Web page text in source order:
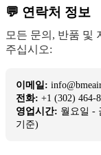
💬 연락처 정보
모든 문의, 반품 및
주십시오:
이메일:
전화: +1 (302) 464-
영업시간: 월요일 -
기준)